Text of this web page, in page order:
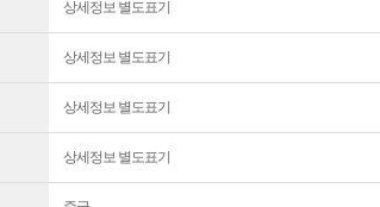
상세정보 별도표기
상세정보 별도표기
상세정보 별도표기
상세정보 별도표기